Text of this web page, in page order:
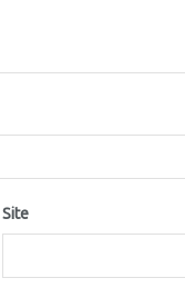
Site